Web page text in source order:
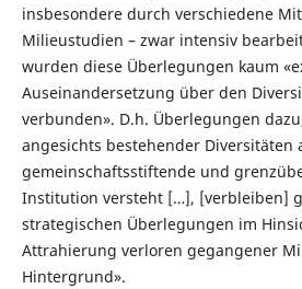
insbesondere durch verschiedene
Milieustudien – zwar intensiv
wurden diese Überlegungen kaum
Auseinandersetzung über den
verbunden». D.h. Überlegungen
angesichts bestehender Diversitäten
gemeinschaftsstiftende und
Institution versteht […], [verbleiben]
strategischen Überlegungen im
Attrahierung verloren gegangener
Hintergrund».